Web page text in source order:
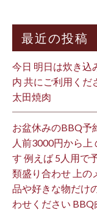
最近の投稿
今日 明日は炊き込
内 共にご利用くだ
太田焼肉
お盆休みのBBQ予
人前3000円から上
す 例えば 5人用で
類盛り合わせ 上の
品や好きな物だけ
わせください BBQ